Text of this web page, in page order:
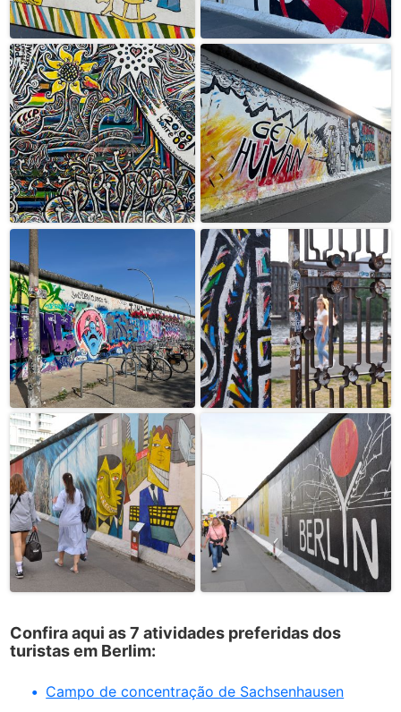
Confira aqui as 7 atividades preferidas dos
turistas em Berlim:
Campo de concentração de Sachsenhausen